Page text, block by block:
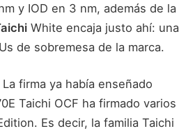
y IOD en 3 nm, además de la
White encaja justo ahí: una
de sobremesa de la marca.
firma ya había enseñado
Taichi OCF ha firmado varios
Es decir, la familia Taichi